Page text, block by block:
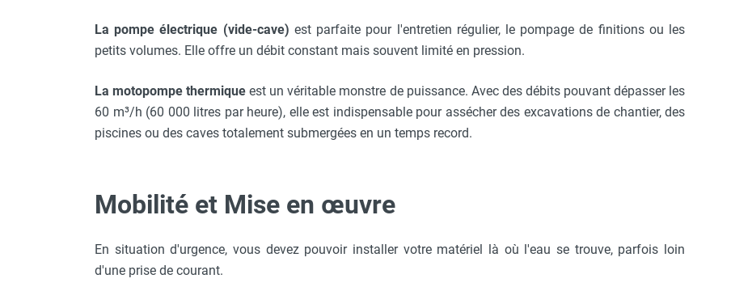
La pompe électrique (vide-cave) est parfaite pour l'entretien régulier, le pompage de finitions ou les
petits volumes. Elle offre un débit constant mais souvent limité en pression.
La motopompe thermique est un véritable monstre de puissance. Avec des débits pouvant dépasser les
60 m³/h (60 000 litres par heure), elle est indispensable pour assécher des excavations de chantier, des
piscines ou des caves totalement submergées en un temps record.
Mobilité et Mise en œuvre
En situation d'urgence, vous devez pouvoir installer votre matériel là où l'eau se trouve, parfois loin
d'une prise de courant.